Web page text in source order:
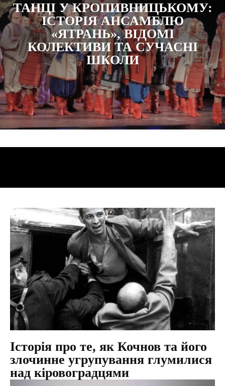
ТАНЦІ У КРОПИВНИЦЬКОМУ:
ІСТОРІЯ АНСАМБЛЮ
«ЯТРАНЬ», ВІДОМІ
КОЛЕКТИВИ ТА СУЧАСНІ
ШКОЛИ
Історія про те, як Кочнов та його
злочинне угрупування глумилися
над кіровоградцями